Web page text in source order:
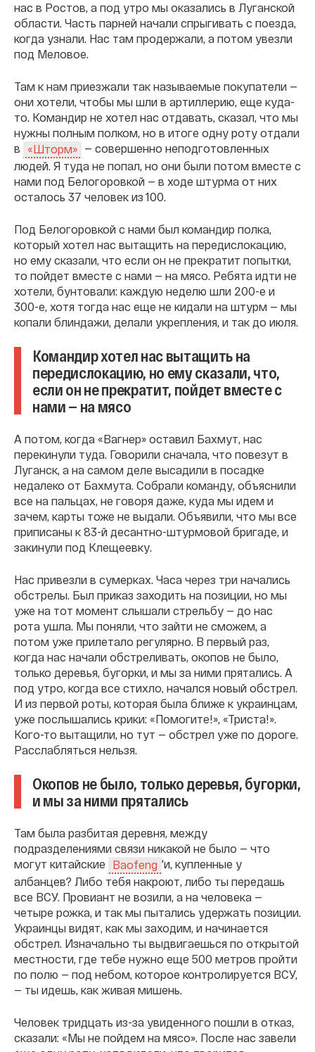
нас в Ростов, а под утро мы оказались в Луганской
области. Часть парней начали спрыгивать с поезда,
когда узнали. Нас там продержали, а потом увезли
под Меловое.
Там к нам приезжали так называемые покупатели —
они хотели, чтобы мы шли в артиллерию, еще куда-
то. Командир не хотел нас отдавать, сказал, что мы
нужны полным полком, но в итоге одну роту отдали
в
«Шторм» — совершенно неподготовленных
людей. Я туда не попал, но они были потом вместе с
нами под Белогоровкой — в ходе штурма от них
осталось 37 человек из 100.
Под Белогоровкой с нами был командир полка,
который хотел нас вытащить на передислокацию,
но ему сказали, что если он не прекратит попытки,
то пойдет вместе с нами — на мясо. Ребята идти не
хотели, бунтовали: каждую неделю шли 200-е и
300-е, хотя тогда нас еще не кидали на штурм — мы
копали блиндажи, делали укрепления, и так до июля.
Командир хотел нас вытащить на
передислокацию, но ему сказали, что,
если он не прекратит, пойдет вместе с
нами — на мясо
А потом, когда «Вагнер» оставил Бахмут, нас
перекинули туда. Говорили сначала, что повезут в
Луганск, а на самом деле высадили в посадке
недалеко от Бахмута. Собрали команду, объяснили
все на пальцах, не говоря даже, куда мы идем и
зачем, карты тоже не выдали. Объявили, что мы все
приписаны к 83-й десантно-штурмовой бригаде, и
закинули под Клещеевку.
Нас привезли в сумерках. Часа через три начались
обстрелы. Был приказ заходить на позиции, но мы
уже на тот момент слышали стрельбу — до нас
рота ушла. Мы поняли, что зайти не сможем, а
потом уже прилетало регулярно. В первый раз,
когда нас начали обстреливать, окопов не было,
только деревья, бугорки, и мы за ними прятались. А
под утро, когда все стихло, начался новый обстрел.
И из первой роты, которая была ближе к украинцам,
уже послышались крики: «Помогите!», «Триста!».
Кого-то вытащили, но тут — обстрел уже по дороге.
Расслабляться нельзя.
Окопов не было, только деревья, бугорки,
и мы за ними прятались
Там была разбитая деревня, между
подразделениями связи никакой не было — что
могут китайские
Baofeng 'и, купленные у
албанцев? Либо тебя накроют, либо ты передашь
все ВСУ. Провиант не возили, а на человека —
четыре рожка, и так мы пытались удержать позиции.
Украинцы видят, как мы заходим, и начинается
обстрел. Изначально ты выдвигаешься по открытой
местности, где тебе нужно еще 500 метров пройти
по полю — под небом, которое контролируется ВСУ,
— ты идешь, как живая мишень.
Человек тридцать из-за увиденного пошли в отказ,
сказали: «Мы не пойдем на мясо». После нас завели